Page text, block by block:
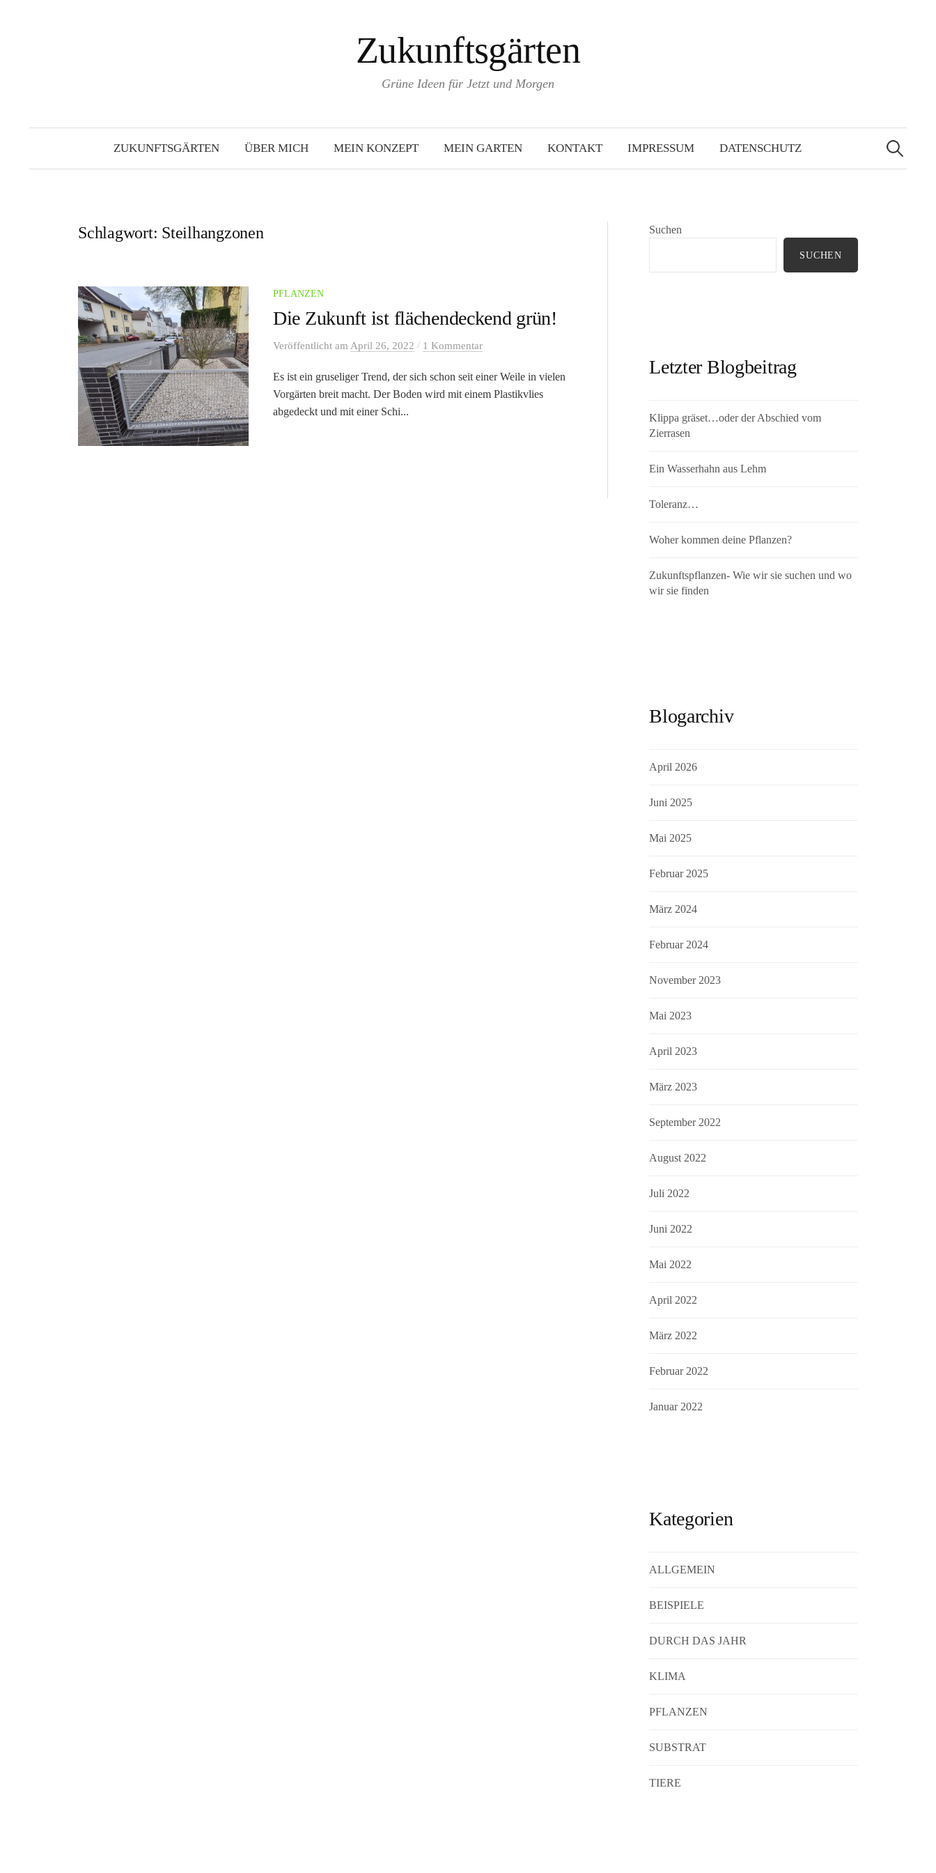
Zukunftsgärten
Grüne Ideen für Jetzt und Morgen
ZUKUNFTSGÄRTEN ÜBER MICH MEIN KONZEPT MEIN GARTEN KONTAKT IMPRESSUM DATENSCHUTZ
Suchen
nach:
Schlagwort: Steilhangzonen
PFLANZEN
Die Zukunft ist flächendeckend grün!
Veröffentlicht am April 26, 2022 / 1 Kommentar
Es ist ein gruseliger Trend, der sich schon seit einer Weile in vielen
Vorgärten breit macht. Der Boden wird mit einem Plastikvlies
abgedeckt und mit einer Schi...
Suchen
SUCHEN
Letzter Blogbeitrag
Klippa gräset…oder der Abschied vom
Zierrasen
Ein Wasserhahn aus Lehm
Toleranz…
Woher kommen deine Pflanzen?
Zukunftspflanzen- Wie wir sie suchen und wo
wir sie finden
Blogarchiv
April 2026
Juni 2025
Mai 2025
Februar 2025
März 2024
Februar 2024
November 2023
Mai 2023
April 2023
März 2023
September 2022
August 2022
Juli 2022
Juni 2022
Mai 2022
April 2022
März 2022
Februar 2022
Januar 2022
Kategorien
ALLGEMEIN
BEISPIELE
DURCH DAS JAHR
KLIMA
PFLANZEN
SUBSTRAT
TIERE